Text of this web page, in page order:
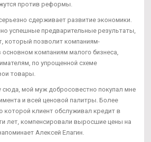
против реформы.
сдерживает развитие экономики.
успешные предварительные результаты,
который позволит компаниям-
компаниям малого бизнеса,
по упрощенной схеме
товары.
сюда, мой муж добросовестно покупал мне
и всей ценовой палитры. Более
которой клиент обслуживал кредит в
лет, компенсировали выросшие цены на
Алексей Елагин.